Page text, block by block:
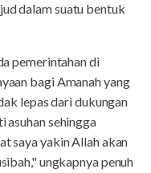
dalam suatu bentuk
pemerintahan di
bagi Amanah yang
lepas dari dukungan
asuhan sehingga
saya yakin Allah akan
ungkapnya penuh